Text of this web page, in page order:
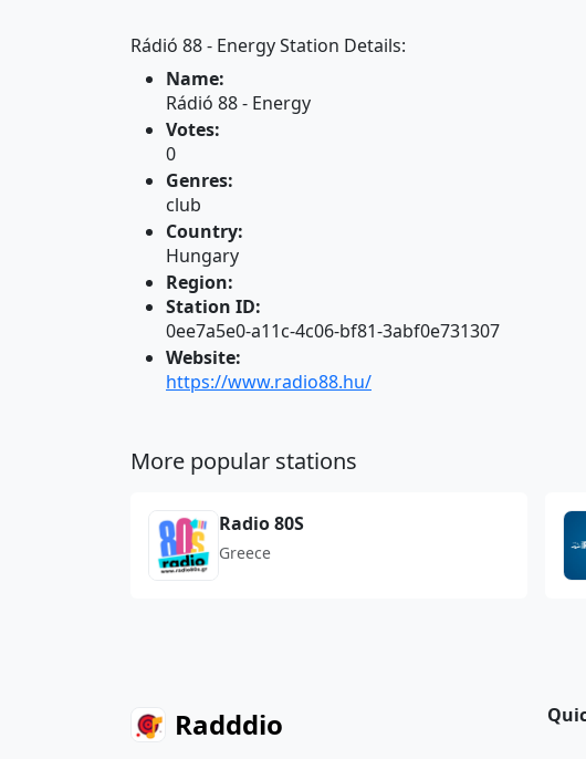
Rádió 88 - Energy Station Details:
Name:
Rádió 88 - Energy
Votes:
0
Genres:
club
Country:
Hungary
Region:
Station ID:
0ee7a5e0-a11c-4c06-bf81-3abf0e731307
Website:
https://www.radio88.hu/
More popular stations
Radio 80S
Greece
Radddio